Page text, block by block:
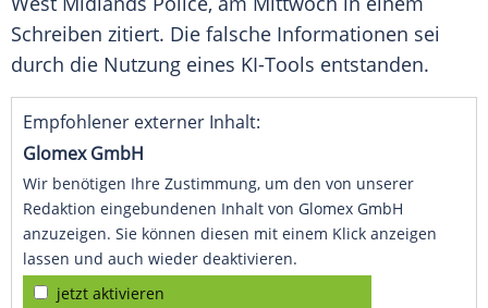
Schreiben zitiert. Die falsche Informationen sei
durch die Nutzung eines KI-Tools entstanden.
Empfohlener externer Inhalt:
Glomex GmbH
Wir benötigen Ihre Zustimmung, um den von unserer
Redaktion eingebundenen Inhalt von Glomex GmbH
anzuzeigen. Sie können diesen mit einem Klick anzeigen
lassen und auch wieder deaktivieren.
jetzt aktivieren